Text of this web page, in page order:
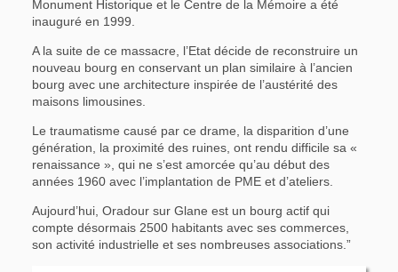
Monument Historique et le Centre de la Mémoire a été
inauguré en 1999.
A la suite de ce massacre, l’Etat décide de reconstruire un
nouveau bourg en conservant un plan similaire à l’ancien
bourg avec une architecture inspirée de l’austérité des
maisons limousines.
Le traumatisme causé par ce drame, la disparition d’une
génération, la proximité des ruines, ont rendu difficile sa «
renaissance », qui ne s’est amorcée qu’au début des
années 1960 avec l’implantation de PME et d’ateliers.
Aujourd’hui, Oradour sur Glane est un bourg actif qui
compte désormais 2500 habitants avec ses commerces,
son activité industrielle et ses nombreuses associations.”